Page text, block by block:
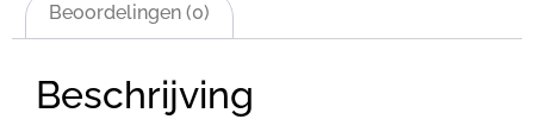
Beoordelingen (0)
Beschrijving